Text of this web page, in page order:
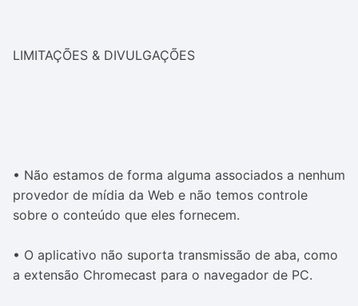
LIMITAÇÕES & DIVULGAÇÕES
• Não estamos de forma alguma associados a nenhum
provedor de mídia da Web e não temos controle
sobre o conteúdo que eles fornecem.
• O aplicativo não suporta transmissão de aba, como
a extensão Chromecast para o navegador de PC.